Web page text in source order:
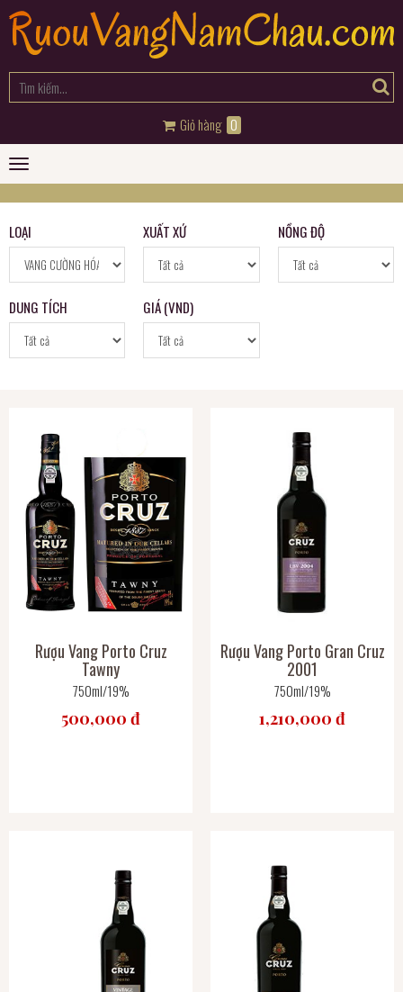
Giỏ hàng 0
Toggle
navigation
LOẠI XUẤT XỨ NỒNG ĐỘ
DUNG TÍCH GIÁ (VND)
Rượu Vang Porto Cruz
Tawny
750ml/19%
500,000 đ
Rượu Vang Porto Gran Cruz
2001
750ml/19%
1,210,000 đ